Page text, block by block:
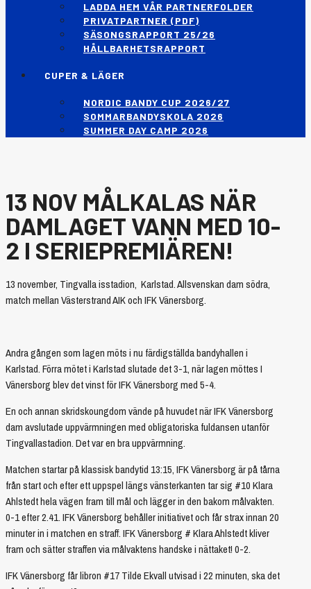
LADDA HEM VÅR PARTNERFOLDER
PRIVATPARTNER (PDF)
SÄSONGSRAPPORT 25/26
HÅLLBARHETSRAPPORT
CUPER & LÄGER
NORDIC BANDY CUP 2026/27
SOMMARBANDYSKOLA 2026
SUMMER DAY CAMP 2026
13 NOV MÅLKALAS NÄR
DAMLAGET VANN MED 10-
2 I SERIEPREMIÄREN!
13 november, Tingvalla isstadion, Karlstad. Allsvenskan dam södra,
match mellan Västerstrand AIK och IFK Vänersborg.
Andra gången som lagen möts i nu färdigställda bandyhallen i
Karlstad. Förra mötet i Karlstad slutade det 3-1, när lagen möttes I
Vänersborg blev det vinst för IFK Vänersborg med 5-4.
En och annan skridskoungdom vände på huvudet när IFK Vänersborg
dam avslutade uppvärmningen med obligatoriska fuldansen utanför
Tingvallastadion. Det var en bra uppvärmning.
Matchen startar på klassisk bandytid 13:15, IFK Vänersborg är på tårna
från start och efter ett uppspel längs vänsterkanten tar sig #10 Klara
Ahlstedt hela vägen fram till mål och lägger in den bakom målvakten.
0-1 efter 2.41. IFK Vänersborg behåller initiativet och får strax innan 20
minuter in i matchen en straff. IFK Vänersborg # Klara Ahlstedt kliver
fram och sätter straffen via målvaktens handske i nättaket! 0-2.
IFK Vänersborg får libron #17 Tilde Ekvall utvisad i 22 minuten, ska det